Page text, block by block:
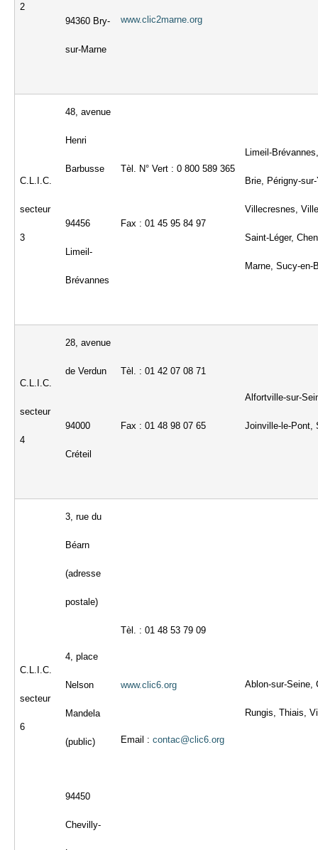
2
94360 Bry-
sur-Marne
www.clic2marne.org
C.L.I.C.
secteur
3
48, avenue
Henri
Barbusse
94456
Limeil-
Brévannes
Tèl. N° Vert : 0 800 589 365
Fax : 01 45 95 84 97
Limeil-
Brie, Périgny-
Villecresnes,
Saint-Léger,
Marne, Sucy-en-
C.L.I.C.
secteur
4
28, avenue
de Verdun
94000
Créteil
Tèl. : 01 42 07 08 71
Fax : 01 48 98 07 65
Alfortville-sur-
Joinville-le-Pont,
C.L.I.C.
secteur
6
3, rue du
Béarn
(adresse
postale)
4, place
Nelson
Mandela
(public)
94450
Chevilly-
Tèl. : 01 48 53 79 09
www.clic6.org
Email : contac@clic6.org
Ablon-sur-Seine,
Rungis, Thiais,